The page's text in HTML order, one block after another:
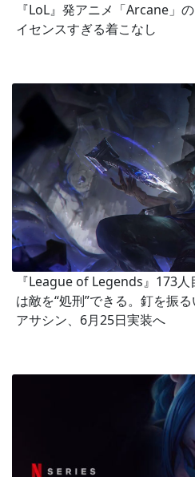
『LoL』発アニメ「Arcane
イセンスすぎる着こなし
『League of Legends』173人
は敵を“処刑”できる。釘を振
アサシン、6月25日実装へ